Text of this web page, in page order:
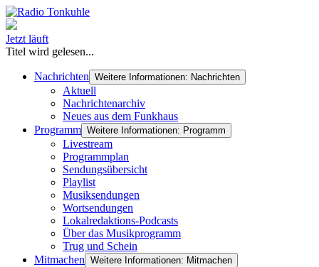
Jetzt läuft
Titel wird gelesen...
Nachrichten Weitere Informationen: Nachrichten
Aktuell
Nachrichtenarchiv
Neues aus dem Funkhaus
Programm Weitere Informationen: Programm
Livestream
Programmplan
Sendungsübersicht
Playlist
Musiksendungen
Wortsendungen
Lokalredaktions-Podcasts
Über das Musikprogramm
Trug und Schein
Mitmachen Weitere Informationen: Mitmachen